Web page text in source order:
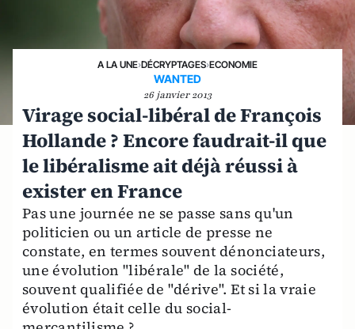
A LA UNE›DÉCRYPTAGES›ECONOMIE
WANTED
26 janvier 2013
Virage social-libéral de François
Hollande ? Encore faudrait-il que
le libéralisme ait déjà réussi à
exister en France
Pas une journée ne se passe sans qu'un
politicien ou un article de presse ne
constate, en termes souvent dénonciateurs,
une évolution "libérale" de la société,
souvent qualifiée de "dérive". Et si la vraie
évolution était celle du social-